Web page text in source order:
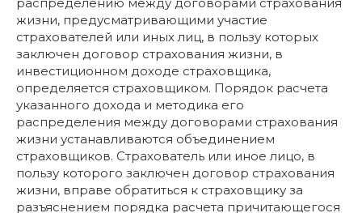
жизни, предусматривающими участие
страхователей или иных лиц, в пользу которых
заключен договор страхования жизни, в
инвестиционном доходе страховщика,
определяется страховщиком. Порядок расчета
указанного дохода и методика его
распределения между договорами страхования
жизни устанавливаются объединением
страховщиков. Страхователь или иное лицо, в
пользу которого заключен договор страхования
жизни, вправе обратиться к страховщику за
разъяснением порядка расчета причитающегося